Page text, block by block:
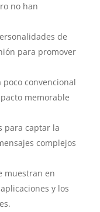
no han
de
para promover
poco convencional
memorable
para captar la
complejos
muestran en
y los